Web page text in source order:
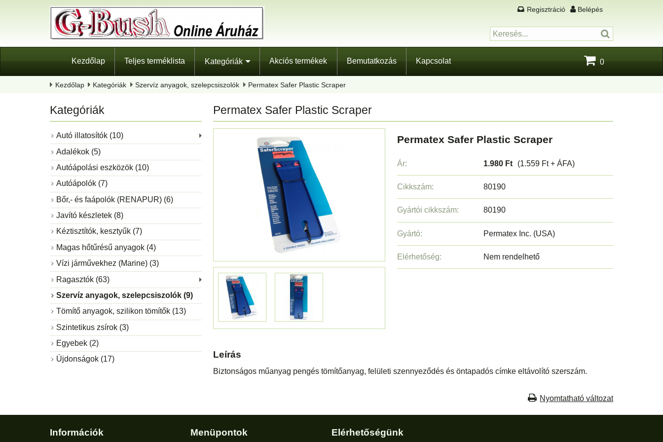
Regisztráció Belépés
Kezdőlap Teljes terméklista Kategóriák Akciós termékek Bemutatkozás Kapcsolat 0
Kezdőlap Kategóriák Szervíz anyagok, szelepcsiszolók Permatex Safer Plastic Scraper
Permatex Safer Plastic Scraper
Permatex Safer Plastic Scraper
Ár: 1.980 Ft (1.559 Ft + ÁFA)
Cikkszám: 80190
Gyártói cikkszám: 80190
Gyártó: Permatex Inc. (USA)
Elérhetőség: Nem rendelhető
Leírás
Biztonságos műanyag pengés tömítőanyag, felületi szennyeződés és öntapadós címke eltávolító szerszám.
Nyomtatható változat
Kategóriák
Autó illatosítók (10)
Adalékok (5)
Autóápolási eszközök (10)
Autóápolók (7)
Bőr,- és faápolók (RENAPUR) (6)
Javító készletek (8)
Kéztisztítók, kesztyűk (7)
Magas hőtűrésű anyagok (4)
Vízi járművekhez (Marine) (3)
Ragasztók (63)
Szervíz anyagok, szelepcsiszolók (9)
Tömítő anyagok, szilikon tömítők (13)
Szintetikus zsírok (3)
Egyebek (2)
Újdonságok (17)
Információk Menüpontok Elérhetőségünk